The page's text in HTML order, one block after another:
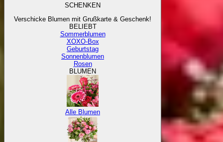
SCHENKEN
Verschicke Blumen mit Grußkarte & Geschenk!
BELIEBT
Sommerblumen
XOXO-Box
Geburtstag
Sonnenblumen
Rosen
BLUMEN
Alle Blumen